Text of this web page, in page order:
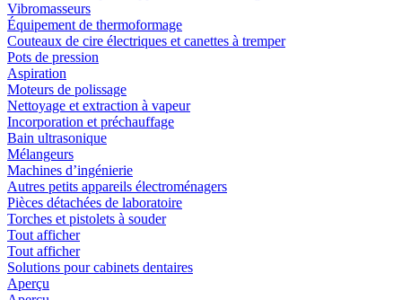
Vibromasseurs
Équipement de thermoformage
Couteaux de cire électriques et canettes à tremper
Pots de pression
Aspiration
Moteurs de polissage
Nettoyage et extraction à vapeur
Incorporation et préchauffage
Bain ultrasonique
Mélangeurs
Machines d’ingénierie
Autres petits appareils électroménagers
Pièces détachées de laboratoire
Torches et pistolets à souder
Tout afficher
Tout afficher
Solutions pour cabinets dentaires
Aperçu